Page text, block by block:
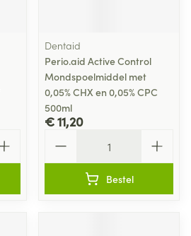
Dentaid
Perio.aid Active Control
Mondspoelmiddel met
0,05% CHX en 0,05% CPC
500ml
€ 11,20
Bestel